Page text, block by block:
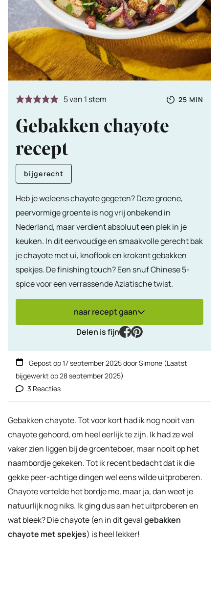
5van 1 stem
Totale
25 MIN
Gebakken chayote
recept
bijgerecht
Heb je weleens chayote gegeten? Deze groene,
peervormige groente is nog vrij onbekend in
Nederland, maar verdient absoluut een plek in je
keuken. In dit eenvoudige en smaakvolle gerecht bak
je chayote met ui, knoflook en krokant gebakken
spekjes. De finishing touch? Een snuf Chinese 5-
spice voor een verrassende Aziatische twist.
naar recept gaan
Delen is fijn
facebook
pinterest
Gepost op17 september 2025doorSimone (Laatst
bijgewerkt op28 september 2025)
3 Reacties
Gebakken chayote. Tot voor kort had ik nog nooit van
chayote gehoord, om heel eerlijk te zijn. Ik had ze wel
vaker zien liggen bij de groenteboer, maar nooit op het
naambordje gekeken. Tot ik recent bedacht dat ik die
gekke peer-achtige dingen wel eens wilde uitproberen.
Chayote vertelde het bordje me, maar ja, dan weet je
natuurlijk nog niks. Ik ging dus aan het uitproberen en
wat bleek? Die chayote (en in dit gevalgebakken
chayote met spekjes) is heel lekker!